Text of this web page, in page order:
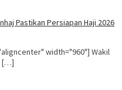
Pastikan Persiapan Haji 2026
width="960"] Wakil
[…]